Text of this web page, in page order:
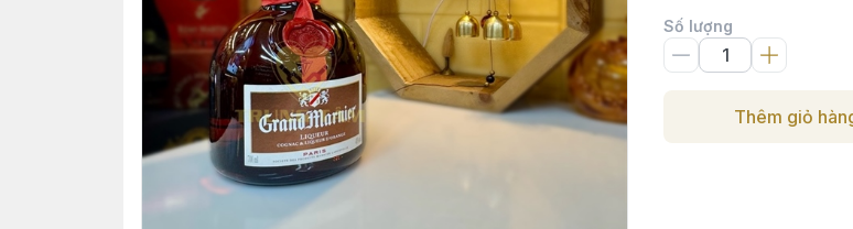
Số lượng
Thêm giỏ